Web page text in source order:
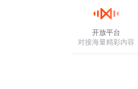
开放平台
对接海量精彩内容